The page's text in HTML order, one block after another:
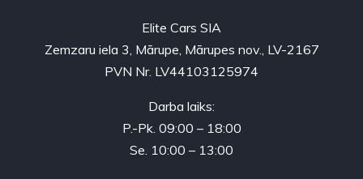
Elite Cars SIA
Zemzaru iela 3, Mārupe, Mārupes nov., LV-2167
PVN Nr. LV44103125974
Darba laiks:
P.-Pk. 09:00 – 18:00
Se. 10:00 – 13:00